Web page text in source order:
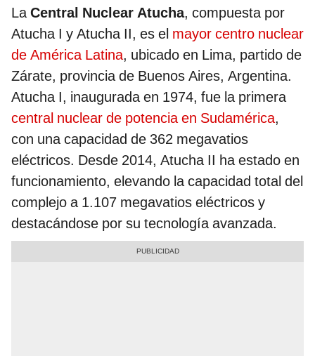
LaCentral Nuclear Atucha, compuesta por
Atucha I y Atucha II, es el mayor centro nuclear
de América Latina, ubicado en Lima, partido de
Zárate, provincia de Buenos Aires, Argentina.
Atucha I, inaugurada en 1974, fue la primera
central nuclear de potencia en Sudamérica,
con una capacidad de 362 megavatios
eléctricos. Desde 2014, Atucha II ha estado en
funcionamiento, elevando la capacidad total del
complejo a 1.107 megavatios eléctricos y
destacándose por su tecnología avanzada.